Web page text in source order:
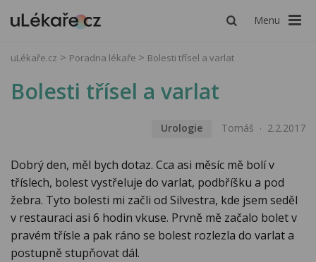
Menu
uLékaře.cz Poradna lékaře Bolesti třísel a varlat
Bolesti třísel a varlat
Urologie Tomáš 2.2.2017
Dobrý den, měl bych dotaz. Cca asi měsíc mě bolí v
tříslech, bolest vystřeluje do varlat, podbříšku a pod
žebra. Tyto bolesti mi začli od Silvestra, kde jsem seděl
v restauraci asi 6 hodin vkuse. Prvně mě začalo bolet v
pravém třísle a pak ráno se bolest rozlezla do varlat a
postupně stupňovat dál.